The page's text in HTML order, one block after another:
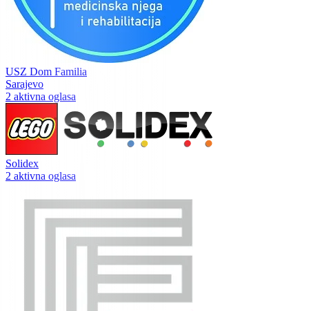
USZ Dom Familia
Sarajevo
2 aktivna oglasa
Solidex
2 aktivna oglasa